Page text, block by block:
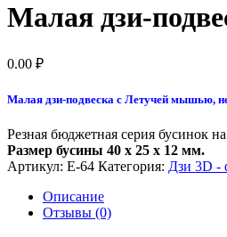
Малая дзи-
0.00 ₽
Малая дзи-подвеска с Летучей мышью,
Резная бюджетная серия бусинок
Размер бусины 40 x 25 x 12 мм.
Артикул: Е-64 Категория: Дзи 3D -
Описание
Отзывы (0)